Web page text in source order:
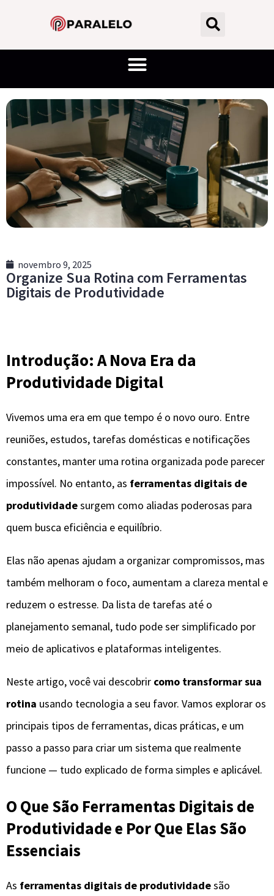
novembro 9, 2025
Organize Sua Rotina com Ferramentas
Digitais de Produtividade
Introdução: A Nova Era da
Produtividade Digital
Vivemos uma era em que tempo é o novo ouro. Entre
reuniões, estudos, tarefas domésticas e notificações
constantes, manter uma rotina organizada pode parecer
impossível. No entanto, as ferramentas digitais de
produtividadesurgem como aliadas poderosas para
quem busca eficiência e equilíbrio.
Elas não apenas ajudam a organizar compromissos, mas
também melhoram o foco, aumentam a clareza mental e
reduzem o estresse. Da lista de tarefas até o
planejamento semanal, tudo pode ser simplificado por
meio de aplicativos e plataformas inteligentes.
Neste artigo, você vai descobrir como transformar sua
rotina usando tecnologia a seu favor. Vamos explorar os
principais tipos de ferramentas, dicas práticas, e um
passo a passo para criar um sistema que realmente
funcione — tudo explicado de forma simples e aplicável.
O Que São Ferramentas Digitais de
Produtividade e Por Que Elas São
Essenciais
As ferramentas digitais de produtividadesão